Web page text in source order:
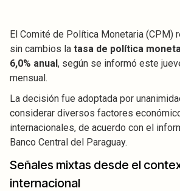
El Comité de Política Monetaria (CPM)
sin cambios la tasa de política
6,0% anual, según se informó este
mensual.
La decisión fue adoptada por
considerar diversos factores
internacionales, de acuerdo con el
Banco Central del Paraguay.
Señales mixtas desde el
internacional